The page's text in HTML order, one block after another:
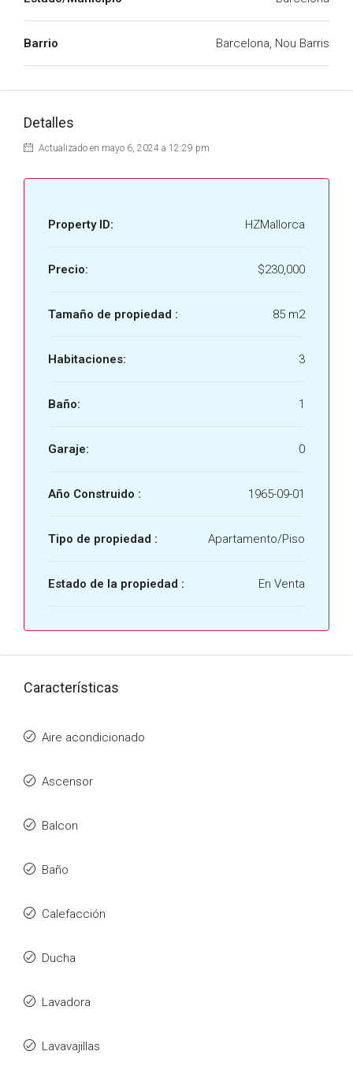
Barrio Barcelona, Nou Barris
Detalles
Actualizado en mayo 6, 2024 a 12:29 pm
Property ID: HZMallorca
Precio: $230,000
Tamaño de propiedad : 85 m2
Habitaciones: 3
Baño: 1
Garaje: 0
Año Construido : 1965-09-01
Tipo de propiedad : Apartamento/Piso
Estado de la propiedad : En Venta
Características
Aire acondicionado
Ascensor
Balcon
Baño
Calefacción
Ducha
Lavadora
Lavavajillas